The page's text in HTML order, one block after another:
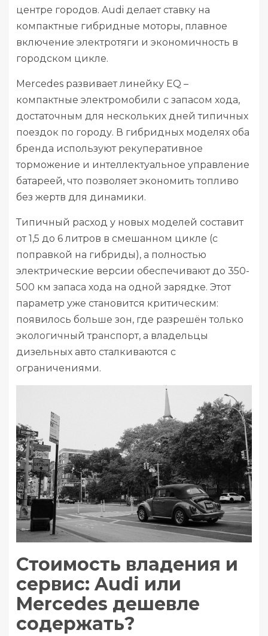
центре городов. Audi делает ставку на
компактные гибридные моторы, плавное
включение электротяги и экономичность в
городском цикле.
Mercedes развивает линейку EQ –
компактные электромобили с запасом хода,
достаточным для нескольких дней типичных
поездок по городу. В гибридных моделях оба
бренда используют рекуперативное
торможение и интеллектуальное управление
батареей, что позволяет экономить топливо
без жертв для динамики.
Типичный расход у новых моделей составит
от 1,5 до 6 литров в смешанном цикле (с
поправкой на гибриды), а полностью
электрические версии обеспечивают до 350-
500 км запаса хода на одной зарядке. Этот
параметр уже становится критическим:
появилось больше зон, где разрешён только
экологичный транспорт, а владельцы
дизельных авто сталкиваются с
ограничениями.
Стоимость владения и
сервис: Audi или
Mercedes дешевле
содержать?